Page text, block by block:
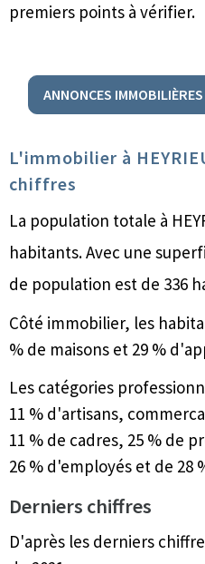
premiers points à vérifier.
ANNONCES
L'immobilier à
chiffres
La population totale à
habitants. Avec une
de population est de 336
Côté immobilier, les
% de maisons et 29 %
Les catégories
11 % d'artisans,
11 % de cadres, 25 % de
26 % d'employés et de 28
Derniers chiffres
D'après les derniers